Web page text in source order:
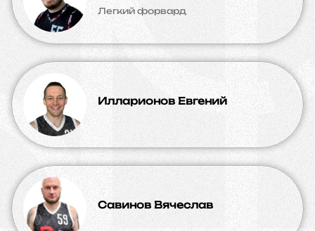
Легкий форвард
Илларионов Евгений
Савинов Вячеслав